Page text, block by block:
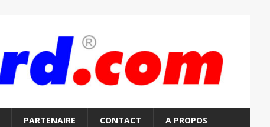
PARTENAIRE CONTACT A PROPOS